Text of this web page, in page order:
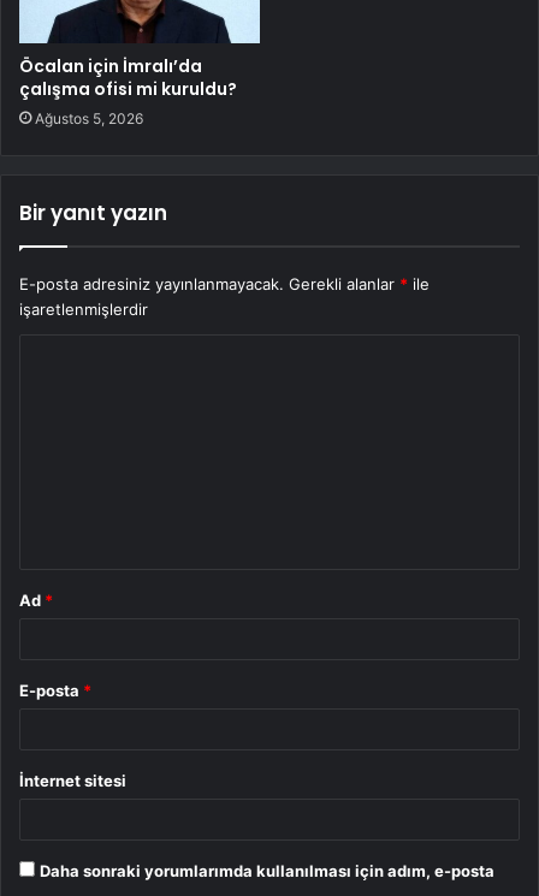
Öcalan için İmralı’da
çalışma ofisi mi kuruldu?
Ağustos 5, 2026
Bir yanıt yazın
E-posta adresiniz yayınlanmayacak. Gerekli alanlar * ile
işaretlenmişlerdir
Ad *
E-posta *
İnternet sitesi
Daha sonraki yorumlarımda kullanılması için adım, e-posta